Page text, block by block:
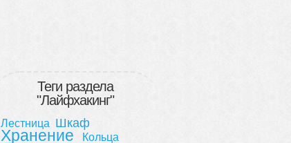
Теги раздела
"Лайфхакинг"
Лестница Шкаф
Хранение Кольца